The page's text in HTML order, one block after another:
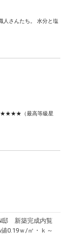
人さんたち。 水分と塩
（最高等級星
邸 新築完成内覧
0.19ｗ/㎡・ｋ～